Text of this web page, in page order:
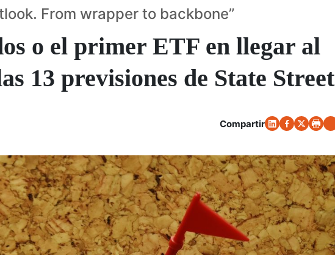
o el primer ETF en llegar al
13 previsiones de State Street
From wrapper to backbone”
Compartir